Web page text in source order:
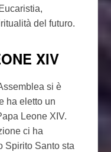
del futuro.
XIV
si è
ha eletto un
Leone XIV.
ci ha
Spirito Santo sta